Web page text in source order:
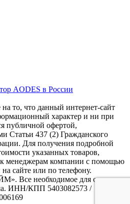
AODES в России
то, что данный интернет-сайт
характер и ни при
публичной офертой,
Статьи 437 (2) Гражданского
Для получения подробной
указанных товаров,
к менеджерам компании с помощью
сайте или по телефону.
Все необходимое для охоты и
ИНН/КПП 5403082573 /